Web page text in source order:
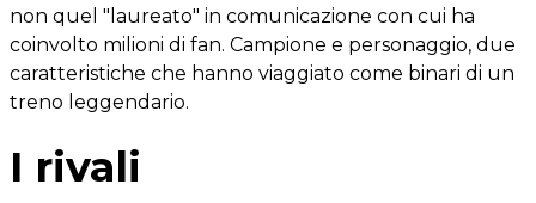
non quel "laureato" in comunicazione con cui ha
coinvolto milioni di fan. Campione e personaggio, due
caratteristiche che hanno viaggiato come binari di un
treno leggendario.
I rivali